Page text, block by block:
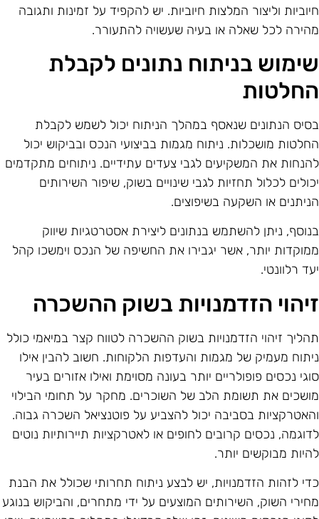
וליצור המלצות חיוביות. יש להקפיד על זמינות ותגובה
לכל שאלה או בעיה שעשויה להתעורר.
בניתוח נתונים לקבלת
הנתונים שנאסף במהלך הניתוח יכול לשמש לקבלת
מושכלות. ניתוח מגמות בביצועי הנכס ובביקוש יכול
את המשקיעים לגבי צעדים עתידיים. ניתוחים מתקדמים
לכלול תחזיות לגבי שינויים בשוק, שיפור השירותים
או השקעה בשיפוצים.
ניתן להשתמש בנתונים ליצירת אסטרטגיות שיווק
יותר, אשר יגבירו את החשיפה של הנכס וימשכו קהל
רלוונטי.
הזדמנויות בשוק ההשכרה
זיהוי הזדמנויות בשוק ההשכרה לטווח קצר במיאמי כולל
מעמיק של מגמות והעדפות הלקוחות. חשוב להבין אילו
נכסים פופולריים יותר בעונה מסוימת ואילו אזורים בעיר
את תשומת הלב של השוכרים. מחקר על תחומי הבילוי
בסביבה יכול להצביע על פוטנציאל השכרה גבוה.
נכסים קרובים לחופים או לאטרקציות תיירותיות נוטים
מבוקשים יותר.
לזהות הזדמנויות, יש לבצע ניתוח תחרותי שכולל את הבנת
השוק, השירותים המוצעים על ידי מתחרים, והביקוש בנוגע